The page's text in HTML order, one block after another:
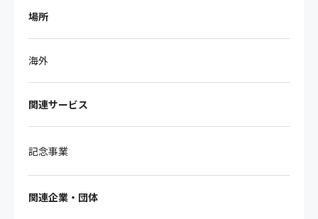
場所
海外
関連サービス
記念事業
関連企業・団体